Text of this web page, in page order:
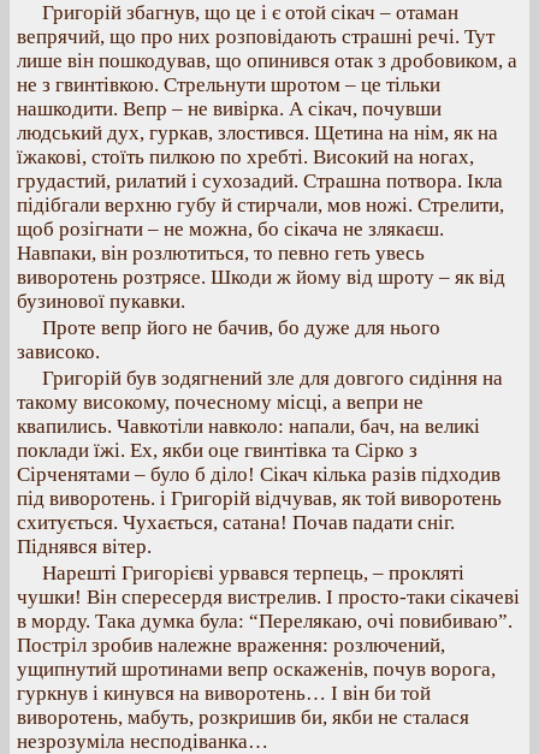
Григорій збагнув, що це і є отой сікач – отаман
вепрячий, що про них розповідають страшні речі. Тут
лише він пошкодував, що опинився отак з дробовиком, а
не з гвинтівкою. Стрельнути шротом – це тільки
нашкодити. Вепр – не вивірка. А сікач, почувши
людський дух, гуркав, злостився. Щетина на нім, як на
їжакові, стоїть пилкою по хребті. Високий на ногах,
грудастий, рилатий і сухозадий. Страшна потвора. Ікла
підібгали верхню губу й стирчали, мов ножі. Стрелити,
щоб розігнати – не можна, бо сікача не злякаєш.
Навпаки, він розлютиться, то певно геть увесь
виворотень розтрясе. Шкоди ж йому від шроту – як від
бузинової пукавки.
Проте вепр його не бачив, бо дуже для нього
зависоко.
Григорій був зодягнений зле для довгого сидіння на
такому високому, почесному місці, а вепри не
квапились. Чавкотіли навколо: напали, бач, на великі
поклади їжі. Ех, якби оце гвинтівка та Сірко з
Сірченятами – було б діло! Сікач кілька разів підходив
під виворотень. і Григорій відчував, як той виворотень
схитується. Чухається, сатана! Почав падати сніг.
Піднявся вітер.
Нарешті Григорієві урвався терпець, – прокляті
чушки! Він спересердя вистрелив. І просто-таки сікачеві
в морду. Така думка була: “Перелякаю, очі повибиваю”.
Постріл зробив належне враження: розлючений,
ущипнутий шротинами вепр оскаженів, почув ворога,
гуркнув і кинувся на виворотень… І він би той
виворотень, мабуть, розкришив би, якби не сталася
незрозуміла несподіванка…